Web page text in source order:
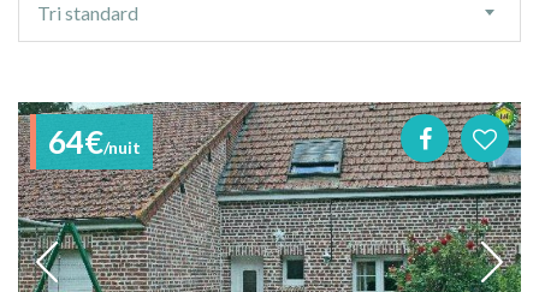
tri
Tri standard
64€/nuit